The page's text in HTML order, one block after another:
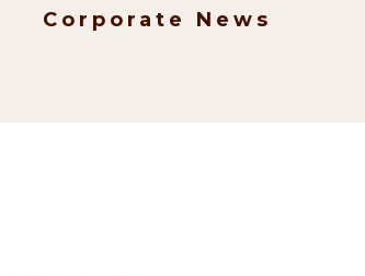
Corporate News